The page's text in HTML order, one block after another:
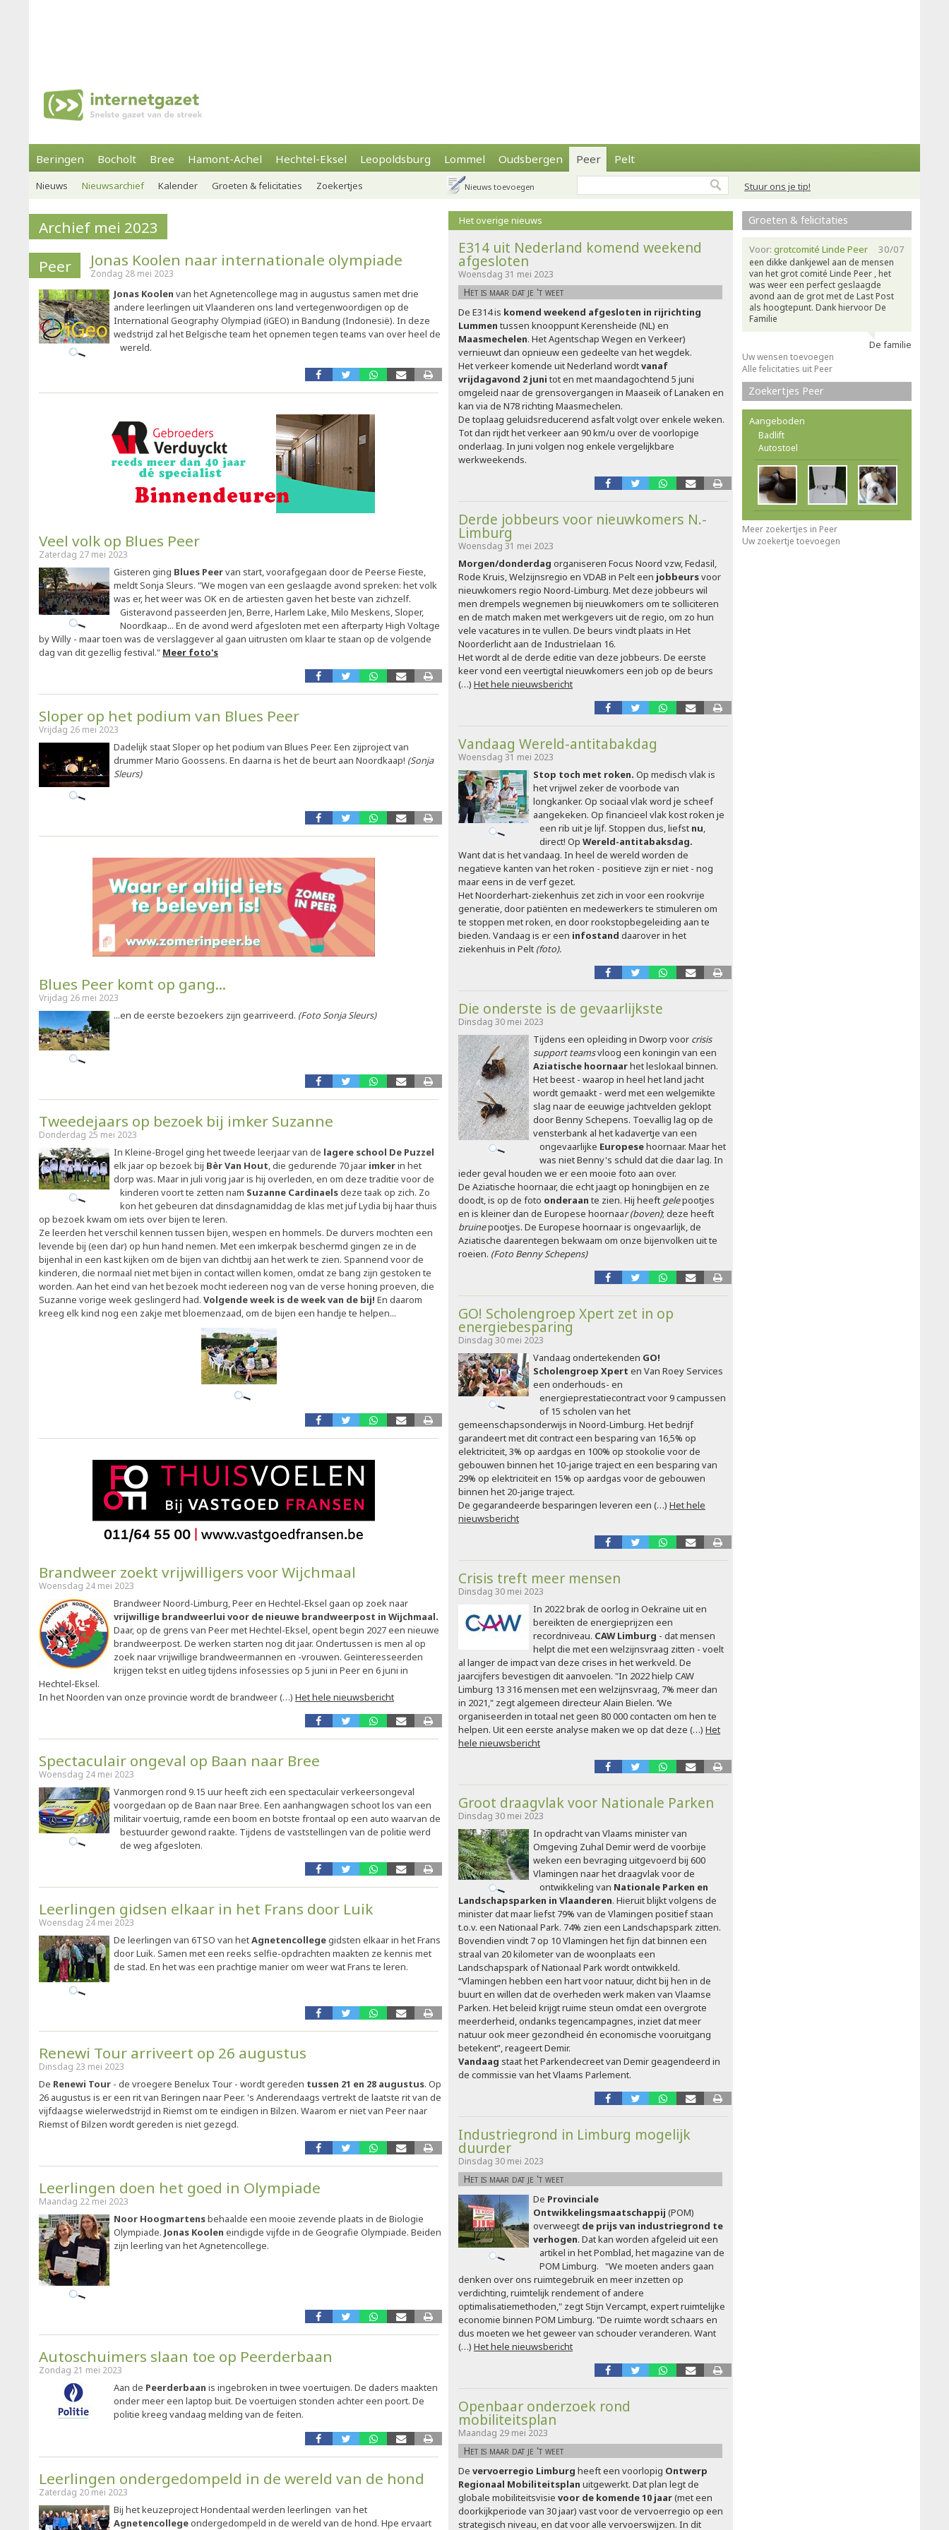
Beringen Bocholt Bree Hamont-Achel Hechtel-Eksel Leopoldsburg Lommel Oudsbergen Peer Pelt
Stuur ons je tip!
Nieuws Nieuwsarchief Kalender Groeten & felicitaties Zoekertjes Nieuws toevoegen
Archief mei 2023
Peer
Jonas Koolen naar internationale olympiade
Zondag 28 mei 2023
Jonas Koolen van het Agnetencollege mag in augustus samen met drie
andere leerlingen uit Vlaanderen ons land vertegenwoordigen op de
International Geography Olympiad (iGEO) in Bandung (Indonesië). In deze
wedstrijd zal het Belgische team het opnemen tegen teams van over heel de
wereld.
Veel volk op Blues Peer
Zaterdag 27 mei 2023
Gisteren ging Blues Peervan start, voorafgegaan door de Peerse Fieste,
meldt Sonja Sleurs. "We mogen van een geslaagde avond spreken: het volk
was er, het weer was OK en de artiesten gaven het beste van zichzelf.
Gisteravond passeerden Jen, Berre, Harlem Lake, Milo Meskens, Sloper,
Noordkaap... En de avond werd afgesloten met een afterparty High Voltage
by Willy - maar toen was de verslaggever al gaan uitrusten om klaar te staan op de volgende
dag van dit gezellig festival." Meer foto's
Sloper op het podium van Blues Peer
Vrijdag 26 mei 2023
Dadelijk staat Sloper op het podium van Blues Peer. Een zijproject van
drummer Mario Goossens. En daarna is het de beurt aan Noordkaap! (Sonja
Sleurs)
Blues Peer komt op gang...
Vrijdag 26 mei 2023
...en de eerste bezoekers zijn gearriveerd. (Foto Sonja Sleurs)
Tweedejaars op bezoek bij imker Suzanne
Donderdag 25 mei 2023
In Kleine-Brogel ging het tweede leerjaar van de lagere school De Puzzel
elk jaar op bezoek bij Bèr Van Hout, die gedurende 70 jaar imkerin het
dorp was. Maar in juli vorig jaar is hij overleden, en om deze traditie voor de
kinderen voort te zetten nam Suzanne Cardinaelsdeze taak op zich. Zo
kon het gebeuren dat dinsdagnamiddag de klas met juf Lydia bij haar thuis
op bezoek kwam om iets over bijen te leren.
Ze leerden het verschil kennen tussen bijen, wespen en hommels. De durvers mochten een
levende bij (een dar) op hun hand nemen. Met een imkerpak beschermd gingen ze in de
bijenhal in een kast kijken om de bijen van dichtbij aan het werk te zien. Spannend voor de
kinderen, die normaal niet met bijen in contact willen komen, omdat ze bang zijn gestoken te
worden. Aan het eind van het bezoek mocht iedereen nog van de verse honing proeven, die
Suzanne vorige week geslingerd had. Volgende week is de week van de bij! En daarom
kreeg elk kind nog een zakje met bloemenzaad, om de bijen een handje te helpen...
Brandweer zoekt vrijwilligers voor Wijchmaal
Woensdag 24 mei 2023
Brandweer Noord-Limburg, Peer en Hechtel-Eksel gaan op zoek naar
vrijwillige brandweerlui voor de nieuwe brandweerpost in Wijchmaal.
Daar, op de grens van Peer met Hechtel-Eksel, opent begin 2027 een nieuwe
brandweerpost. De werken starten nog dit jaar. Ondertussen is men al op
zoek naar vrijwillige brandweermannen en -vrouwen. Geïnteresseerden
krijgen tekst en uitleg tijdens infosessies op 5 juni in Peer en 6 juni in
Hechtel-Eksel.
In het Noorden van onze provincie wordt de brandweer (…) Het hele nieuwsbericht
Spectaculair ongeval op Baan naar Bree
Woensdag 24 mei 2023
Vanmorgen rond 9.15 uur heeft zich een spectaculair verkeersongeval
voorgedaan op de Baan naar Bree. Een aanhangwagen schoot los van een
militair voertuig, ramde een boom en botste frontaal op een auto waarvan de
bestuurder gewond raakte. Tijdens de vaststellingen van de politie werd
de weg afgesloten.
Leerlingen gidsen elkaar in het Frans door Luik
Woensdag 24 mei 2023
De leerlingen van 6TSO van hetAgnetencollegegidsten elkaar in het Frans
door Luik. Samen met een reeks selfie-opdrachten maakten ze kennis met
de stad. En het was een prachtige manier om weer wat Frans te leren.
Renewi Tour arriveert op 26 augustus
Dinsdag 23 mei 2023
De Renewi Tour - de vroegere Benelux Tour - wordt gereden tussen 21 en 28 augustus. Op
26 augustus is er een rit van Beringen naar Peer. 's Anderendaags vertrekt de laatste rit van de
vijfdaagse wielerwedstrijd in Riemst om te eindigen in Bilzen. Waarom er niet van Peer naar
Riemst of Bilzen wordt gereden is niet gezegd.
Leerlingen doen het goed in Olympiade
Maandag 22 mei 2023
Noor Hoogmartensbehaalde een mooie zevende plaats in de Biologie
Olympiade. Jonas Koolen eindigde vijfde in de Geografie Olympiade. Beiden
zijn leerling van het Agnetencollege.
Autoschuimers slaan toe op Peerderbaan
Zondag 21 mei 2023
Aan de Peerderbaan is ingebroken in twee voertuigen. De daders maakten
onder meer een laptop buit. De voertuigen stonden achter een poort. De
politie kreeg vandaag melding van de feiten.
Leerlingen ondergedompeld in de wereld van de hond
Zaterdag 20 mei 2023
Bij het keuzeproject Hondentaal werden leerlingen van het
Agnetencollegeondergedompeld in de wereld van de hond. Hpe ervaart
Het overige nieuws
E314 uit Nederland komend weekend
afgesloten
Woensdag 31 mei 2023
Het is maar dat je 't weet
De E314 is komend weekend afgesloten in rijrichting
Lummen tussen knooppunt Kerensheide (NL) en
Maasmechelen. Het Agentschap Wegen en Verkeer)
vernieuwt dan opnieuw een gedeelte van het wegdek.
Het verkeer komende uit Nederland wordtvanaf
vrijdagavond 2 juni tot en met maandagochtend 5 juni
omgeleid naar de grensovergangen in Maaseik of Lanaken en
kan via de N78 richting Maasmechelen.
De toplaag geluidsreducerend asfalt volgt over enkele weken.
Tot dan rijdt het verkeer aan 90 km/u over de voorlopige
onderlaag. In juni volgen nog enkele vergelijkbare
werkweekends.
Derde jobbeurs voor nieuwkomers N.-
Limburg
Woensdag 31 mei 2023
Morgen/donderdag organiseren Focus Noord vzw, Fedasil,
Rode Kruis, Welzijnsregio en VDAB in Pelt een jobbeursvoor
nieuwkomers regio Noord-Limburg. Met deze jobbeurs wil
men drempels wegnemen bij nieuwkomers om te solliciteren
en de match maken met werkgevers uit de regio, om zo hun
vele vacatures in te vullen. De beurs vindt plaats in Het
Noorderlicht aan de Industrielaan 16.
Het wordt al de derde editie van deze jobbeurs. De eerste
keer vond een veertigtal nieuwkomers een job op de beurs
(…) Het hele nieuwsbericht
Vandaag Wereld-antitabakdag
Woensdag 31 mei 2023
Stop toch met roken. Op medisch vlak is
het vrijwel zeker de voorbode van
longkanker. Op sociaal vlak word je scheef
aangekeken. Op financieel vlak kost roken je
een rib uit je lijf. Stoppen dus, liefst nu,
direct! Op Wereld-antitabaksdag.
Want dat is het vandaag. In heel de wereld worden de
negatieve kanten van het roken - positieve zijn er niet - nog
maar eens in de verf gezet.
Het Noorderhart-ziekenhuis zet zich in voor een rookvrije
generatie, door patiënten en medewerkers te stimuleren om
te stoppen met roken, en door rookstopbegeleiding aan te
bieden. Vandaag is er een infostand daarover in het
ziekenhuis in Pelt (foto).
Die onderste is de gevaarlijkste
Dinsdag 30 mei 2023
Tijdens een opleiding in Dworp voor crisis
support teamsvloog een koningin van een
Aziatische hoornaarhet leslokaal binnen.
Het beest - waarop in heel het land jacht
wordt gemaakt - werd met een welgemikte
slag naar de eeuwige jachtvelden geklopt
door Benny Schepens. Toevallig lag op de
vensterbank al het kadavertje van een
ongevaarlijke Europesehoornaar. Maar het
was niet Benny's schuld dat die daar lag. In
ieder geval houden we er een mooie foto aan over.
De Aziatische hoornaar, die echt jaagt op honingbijen en ze
doodt, is op de foto onderaan te zien. Hij heeft gelepootjes
en is kleiner dan de Europese hoornaar (boven); deze heeft
bruinepootjes. De Europese hoornaar is ongevaarlijk, de
Aziatische daarentegen bekwaam om onze bijenvolken uit te
roeien. (Foto Benny Schepens)
GO! Scholengroep Xpert zet in op
energiebesparing
Dinsdag 30 mei 2023
Vandaag ondertekenden GO!
Scholengroep Xpert en Van Roey Services
een onderhouds- en
energieprestatiecontract voor 9 campussen
of 15 scholen van het
gemeenschapsonderwijs in Noord-Limburg. Het bedrijf
garandeert met dit contract een besparing van 16,5% op
elektriciteit, 3% op aardgas en 100% op stookolie voor de
gebouwen binnen het 10-jarige traject en een besparing van
29% op elektriciteit en 15% op aardgas voor de gebouwen
binnen het 20-jarige traject.
De gegarandeerde besparingen leveren een (…) Het hele
nieuwsbericht
Crisis treft meer mensen
Dinsdag 30 mei 2023
In 2022 brak de oorlog in Oekraïne uit en
bereikten de energieprijzen een
recordniveau. CAW Limburg - dat mensen
helpt die met een welzijnsvraag zitten - voelt
al langer de impact van deze crises in het werkveld. De
jaarcijfers bevestigen dit aanvoelen. "In 2022 hielp CAW
Limburg 13 316 mensen met een welzijnsvraag, 7% meer dan
in 2021," zegt algemeen directeur Alain Bielen. ‘We
organiseerden in totaal net geen 80 000 contacten om hen te
helpen. Uit een eerste analyse maken we op dat deze (…) Het
hele nieuwsbericht
Groot draagvlak voor Nationale Parken
Dinsdag 30 mei 2023
In opdracht van Vlaams minister van
Omgeving Zuhal Demir werd de voorbije
weken een bevraging uitgevoerd bij 600
Vlamingen naar het draagvlak voor de
ontwikkeling van Nationale Parken en
Landschapsparken in Vlaanderen. Hieruit blijkt volgens de
minister dat maar liefst 79% van de Vlamingen positief staan
t.o.v. een Nationaal Park. 74% zien een Landschapspark zitten.
Bovendien vindt 7 op 10 Vlamingen het fijn dat binnen een
straal van 20 kilometer van de woonplaats een
Landschapspark of Nationaal Park wordt ontwikkeld.
“Vlamingen hebben een hart voor natuur, dicht bij hen in de
buurt en willen dat de overheden werk maken van Vlaamse
Parken. Het beleid krijgt ruime steun omdat een overgrote
meerderheid, ondanks tegencampagnes, inziet dat meer
natuur ook meer gezondheid én economische vooruitgang
betekent”, reageert Demir.
Vandaag staat het Parkendecreet van Demir geagendeerd in
de commissie van het Vlaams Parlement.
Industriegrond in Limburg mogelijk
duurder
Dinsdag 30 mei 2023
Het is maar dat je 't weet
De Provinciale
Ontwikkelingsmaatschappij (POM)
overweegt de prijs van industriegrond te
verhogen. Dat kan worden afgeleid uit een
artikel in het Pomblad, het magazine van de
POM Limburg. "We moeten anders gaan
denken over ons ruimtegebruik en meer inzetten op
verdichting, ruimtelijk rendement of andere
optimalisatiemethoden," zegt Stijn Vercampt, expert ruimtelijke
economie binnen POM Limburg. "De ruimte wordt schaars en
dus moeten we het geweer van schouder veranderen. Want
(…) Het hele nieuwsbericht
Openbaar onderzoek rond
mobiliteitsplan
Maandag 29 mei 2023
Het is maar dat je 't weet
De vervoerregio Limburg heeft een voorlopig Ontwerp
Regionaal Mobiliteitsplan uitgewerkt. Dat plan legt de
globale mobiliteitsvisie voor de komende 10 jaar(met een
doorkijkperiode van 30 jaar) vast voor de vervoerregio op een
strategisch niveau, en dat voor alle vervoerswijzen. In dit
Groeten & felicitaties
30/07
Voor: grotcomité Linde Peer
een dikke dankjewel aan de mensen
van het grot comité Linde Peer , het
was weer een perfect geslaagde
avond aan de grot met de Last Post
als hoogtepunt. Dank hiervoor De
Familie
De familie
Uw wensen toevoegen
Alle felicitaties uit Peer
Zoekertjes Peer
Aangeboden
Badlift
Autostoel
Meer zoekertjes in Peer
Uw zoekertje toevoegen